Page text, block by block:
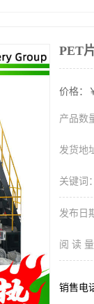
PET
价格：
产品数
发货地
关键词：
发布日
阅 读 量
销售电